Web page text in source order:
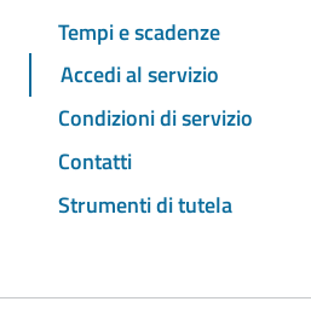
Tempi e scadenze
Accedi al servizio
Condizioni di servizio
Contatti
Strumenti di tutela